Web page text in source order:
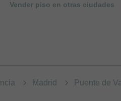
Vender piso en otras ciudades
Madrid Puente de